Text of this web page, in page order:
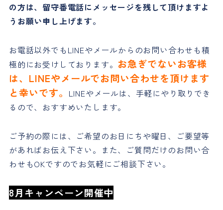
の方は、留守番電話にメッセージを残して頂けますよ
うお願い申し上げます。
お電話以外でもLINEやメールからのお問い合わせも積
極的にお受けしております。 お急ぎでないお客様
は、LINEやメールでお問い合わせを頂けます
と幸いです。 LINEやメールは、手軽にやり取りでき
るので、おすすめいたします。
ご予約の際には、ご希望のお日にちや曜日、ご要望等
があればお伝え下さい。また、ご質問だけのお問い合
わせもOKですのでお気軽にご相談下さい。
8月キャンペーン開催中